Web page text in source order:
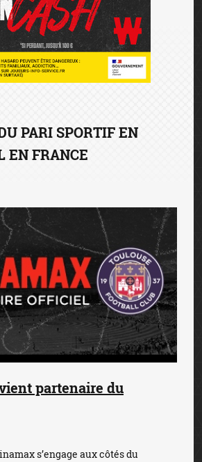
PARI SPORTIF EN
EN FRANCE
partenaire du
s’engage aux côtés du